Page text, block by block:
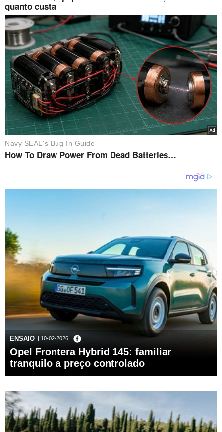
ENSAIO | 10-02-2026
Opel Frontera Hybrid 145: familiar
tranquilo a preço controlado